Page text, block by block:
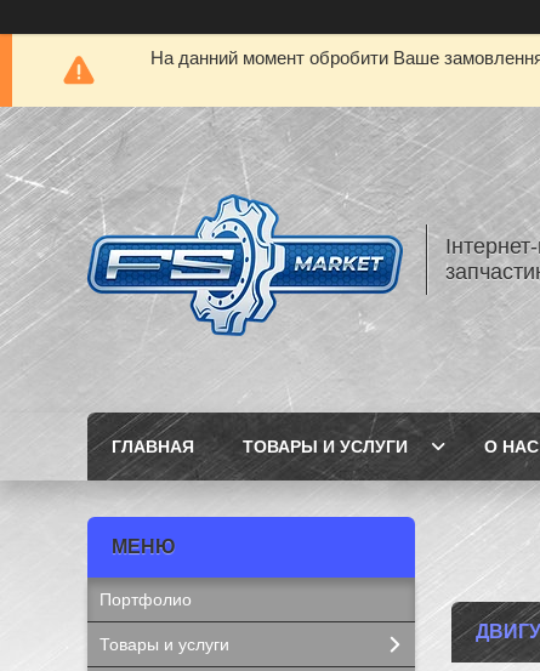
На данний момент обробити Ваше
ГЛАВНАЯ ТОВАРЫ И УСЛУГИ О НАС
Портфолио
Товары и услуги